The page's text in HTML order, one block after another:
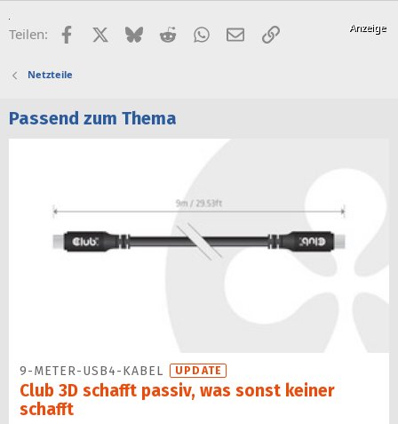
Teilen: FacebookX (Twitter)
BlueskyRedditWhatsApp
E-MailLink
Netzteile
Passend zum Thema
9-METER-USB4-KABEL UPDATE
Club 3D schafft passiv, was sonst keiner
schafft